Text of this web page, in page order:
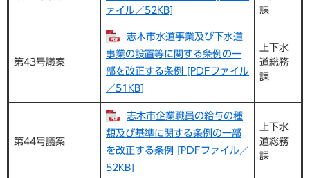
ァイル／52KB]
課
第43号議案
志木市水道事業及び下水道
事業の設置等に関する条例の一
部を改正する条例 [PDFファイル
／51KB]
上下水
道総務
課
第44号議案
志木市企業職員の給与の種
類及び基準に関する条例の一部
を改正する条例 [PDFファイル／
52KB]
上下水
道総務
課